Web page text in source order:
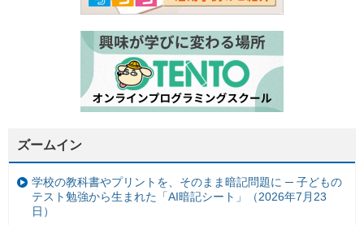
ズームイン
学校の教科書やプリントを、そのまま暗記問題に ─ 子どもの
テスト勉強から生まれた「AI暗記シート」（2026年7月23
日）